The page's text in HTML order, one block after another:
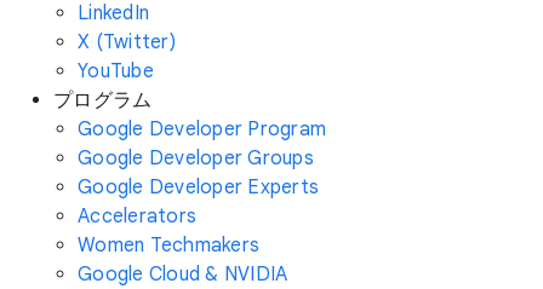
LinkedIn
X (Twitter)
YouTube
プログラム
Google Developer Program
Google Developer Groups
Google Developer Experts
Accelerators
Women Techmakers
Google Cloud & NVIDIA